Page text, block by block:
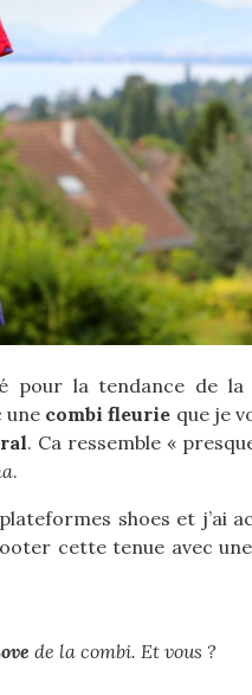
pour la tendance de
une combi fleurie que je
. Ca ressemble «
.
shoes et j’ai
cette tenue avec
de la combi. Et vous ?